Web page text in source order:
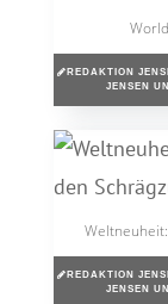
REDAKTION
JENSEN
REDAKTION
JENSEN